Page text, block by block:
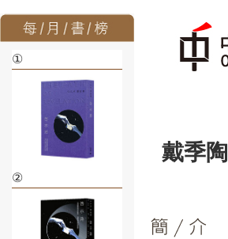
①
②
戴季陶